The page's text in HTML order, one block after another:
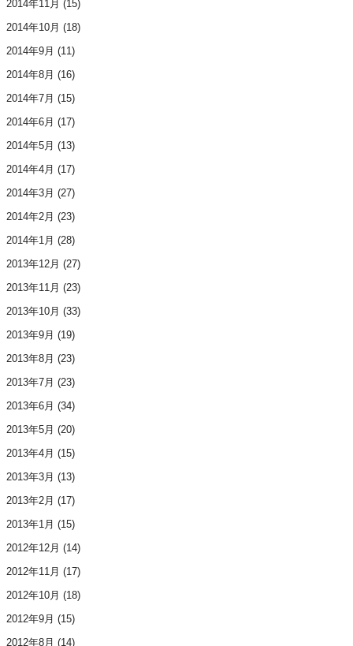
2014年11月 (15)
2014年10月 (18)
2014年9月 (11)
2014年8月 (16)
2014年7月 (15)
2014年6月 (17)
2014年5月 (13)
2014年4月 (17)
2014年3月 (27)
2014年2月 (23)
2014年1月 (28)
2013年12月 (27)
2013年11月 (23)
2013年10月 (33)
2013年9月 (19)
2013年8月 (23)
2013年7月 (23)
2013年6月 (34)
2013年5月 (20)
2013年4月 (15)
2013年3月 (13)
2013年2月 (17)
2013年1月 (15)
2012年12月 (14)
2012年11月 (17)
2012年10月 (18)
2012年9月 (15)
2012年8月 (14)